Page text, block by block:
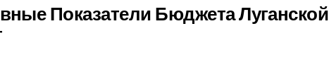
Показатели Бюджета Луганской